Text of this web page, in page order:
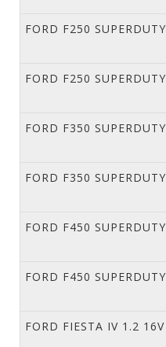
FORD F250
FORD F250
FORD F350
FORD F350
FORD F450
FORD F450
FORD FIESTA IV 1.2